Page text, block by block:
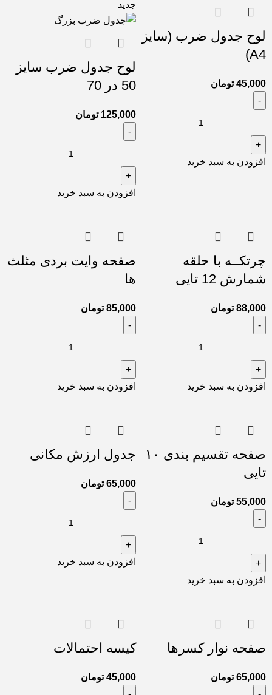
لوح جدول ضرب (سایز
A4)
45,000 تومان
افزودن به سبد خرید
جدید
لوح جدول ضرب سایز
50 در 70
125,000 تومان
افزودن به سبد خرید
چرتکــه با حلقه
شمارش 12 تایی
88,000 تومان
افزودن به سبد خرید
صفحه وایت بردی مثلث
ها
85,000 تومان
افزودن به سبد خرید
صفحه تقسیم بندی ۱۰
تایی
55,000 تومان
افزودن به سبد خرید
جدول ارزش مکانی
65,000 تومان
افزودن به سبد خرید
صفحه نوار کسرها
65,000 تومان
کیسه احتمالات
45,000 تومان